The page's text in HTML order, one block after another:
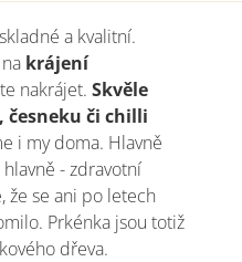
a kvalitní.
krájení
nakrájet. Skvěle
či chilli
i my doma. Hlavně
- zdravotní
že se ani po letech
Prkénka jsou totiž
dřeva.